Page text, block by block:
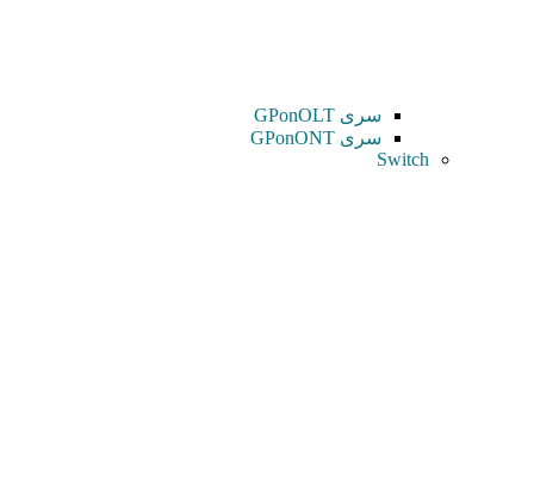
سری GPonOLT
سری GPonONT
Switch